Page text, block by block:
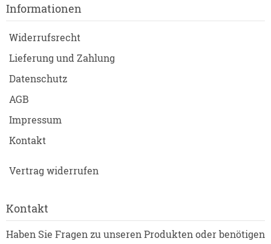
Informationen
Widerrufsrecht
Lieferung und Zahlung
Datenschutz
AGB
Impressum
Kontakt
Vertrag widerrufen
Kontakt
Haben Sie Fragen zu unseren Produkten oder benötigen